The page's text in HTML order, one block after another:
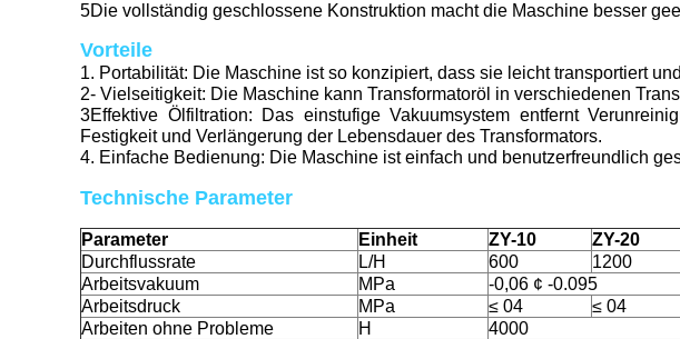
5Die vollständig geschlossene Konstruktion macht die Maschine besser
Vorteile
1. Portabilität: Die Maschine ist so konzipiert, dass sie leicht transportiert
2- Vielseitigkeit: Die Maschine kann Transformatoröl in verschiedenen
3Effektive Ölfiltration: Das einstufige Vakuumsystem entfernt
Festigkeit und Verlängerung der Lebensdauer des Transformators.
4. Einfache Bedienung: Die Maschine ist einfach und benutzerfreundlich
Technische Parameter
Parameter Einheit ZY-10 ZY-20
Durchflussrate
L/H 600 1200
Arbeitsvakuum
MPa
-0,06 ¢ -0.095
Arbeitsdruck
MPa ≤ 04 ≤ 04
Arbeiten ohne Probleme
H
4000